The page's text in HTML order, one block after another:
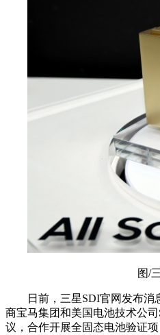
图/
日前，三星SDI官网发布
商宝马集团和美国电池技术公
议，合作开展全固态电池验证项